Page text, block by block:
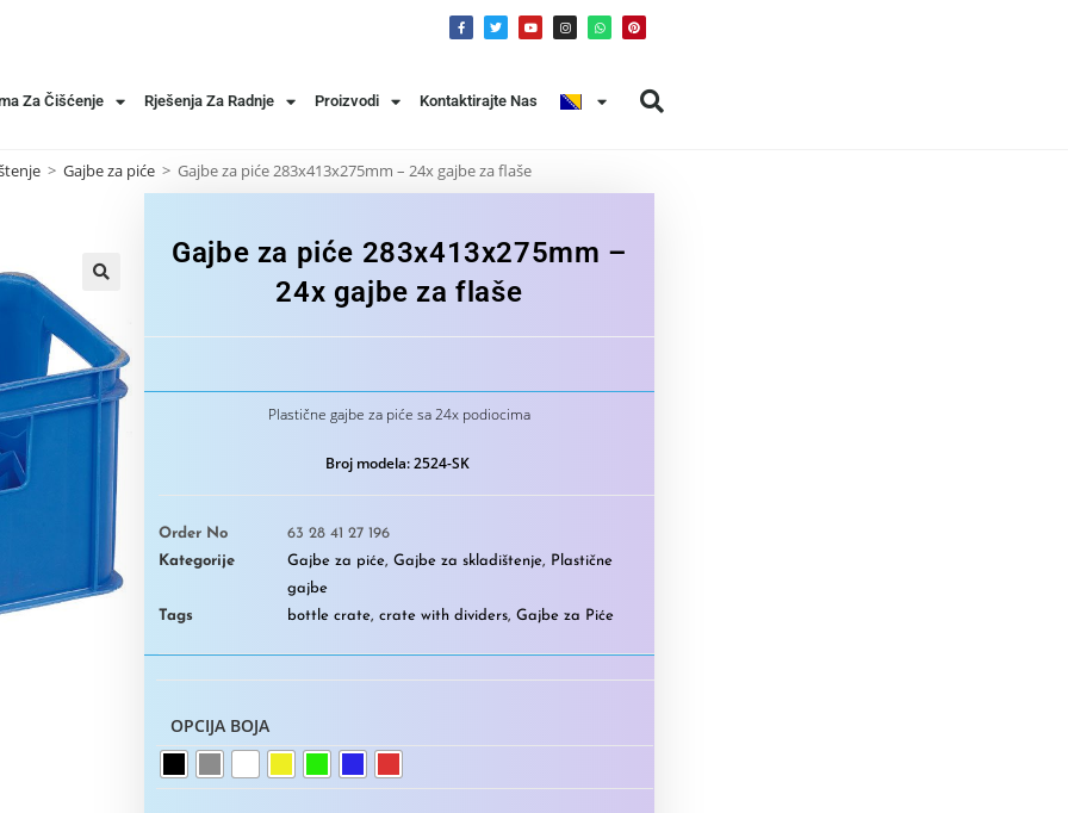
Za Čišćenje Rješenja Za Radnje Proizvodi Kontaktirajte Nas
> Gajbe za piće > Gajbe za piće 283x413x275mm – 24x gajbe za flaše
Gajbe za piće 283x413x275mm –
24x gajbe za flaše
Plastične gajbe za piće sa 24x podiocima
Broj modela: 2524-SK
Order No
63 28 41 27 196
Kategorije
Gajbe za piće, Gajbe za skladištenje, Plastične
gajbe
Tags
bottle crate, crate with dividers, Gajbe za Piće
OPCIJA BOJA